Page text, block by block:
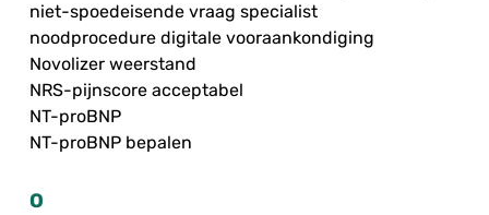
niet-spoedeisende vraag specialist
noodprocedure digitale vooraankondiging
Novolizer weerstand
NRS-pijnscore acceptabel
NT-proBNP
NT-proBNP bepalen
O